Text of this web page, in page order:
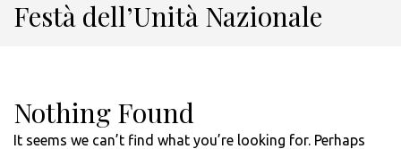
Festà dell’Unità Nazionale
Nothing Found
It seems we can’t find what you’re looking for. Perhaps